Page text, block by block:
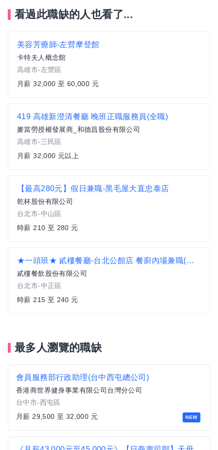
看過此職缺的人也看了...
美容芳療師-左營摩登館
卡特夫人概念館
高雄市-左營區
月薪 32,000 至 60,000 元
419 高雄新澄清餐廳 晚班正職服務員(全職)
麥當勞授權發展商_和德昌股份有限公司
高雄市-三民區
月薪 32,000 元以上
【最高280元】假日兼職-黑毛屋大直忠泰店
乾杯股份有限公司
台北市-中山區
時薪 210 至 280 元
★一頭班★ 貳樓餐廳-台北公館店 餐廚內場兼職(近捷運公館站)_空班津貼另計
貳樓餐飲股份有限公司
台北市-中正區
時薪 215 至 240 元
最多人瀏覽的職缺
NEW
會員服務部行政助理(台中西屯總公司)
香港商世界健身事業有限公司台灣分公司
台中市-西屯區
月薪 29,500 至 32,000 元